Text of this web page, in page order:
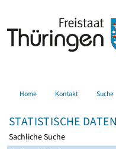
Home Kontakt Suche
STATISTISCHE DATEN
Sachliche Suche